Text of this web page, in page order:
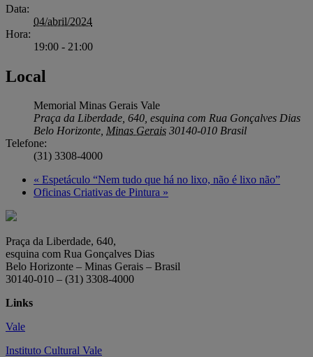
Data:
04/abril/2024
Hora:
19:00 - 21:00
Local
Memorial Minas Gerais Vale
Praça da Liberdade, 640, esquina com Rua Gonçalves Dias
Belo Horizonte, Minas Gerais 30140-010 Brasil
Telefone:
(31) 3308-4000
« Espetáculo “Nem tudo que há no lixo, não é lixo não”
Oficinas Criativas de Pintura »
Praça da Liberdade, 640,
esquina com Rua Gonçalves Dias
Belo Horizonte – Minas Gerais – Brasil
30140-010 – (31) 3308-4000
Links
Vale
Instituto Cultural Vale